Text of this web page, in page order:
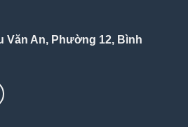
Văn An, Phường 12, Bình